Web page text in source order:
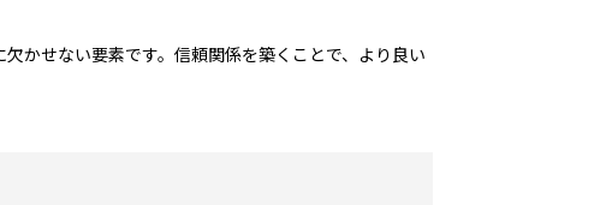
かせない要素です。信頼関係を築くことで、より良い